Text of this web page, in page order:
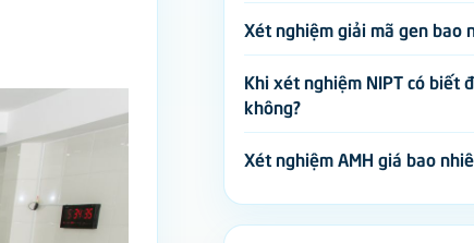
Xét nghiệm giải mã gen bao
Khi xét nghiệm NIPT có biết
không?
Xét nghiệm AMH giá bao